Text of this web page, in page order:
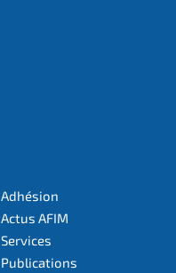
Adhésion
Actus AFIM
Services
Publications